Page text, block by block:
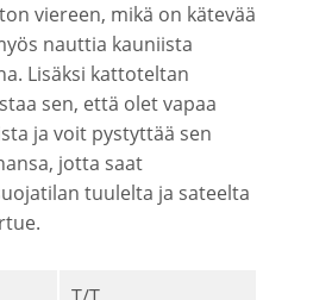
viereen, mikä on kätevää
nauttia kauniista
Lisäksi kattoteltan
sen, että olet vapaa
ja voit pystyttää sen
jotta saat
tuulelta ja sateelta